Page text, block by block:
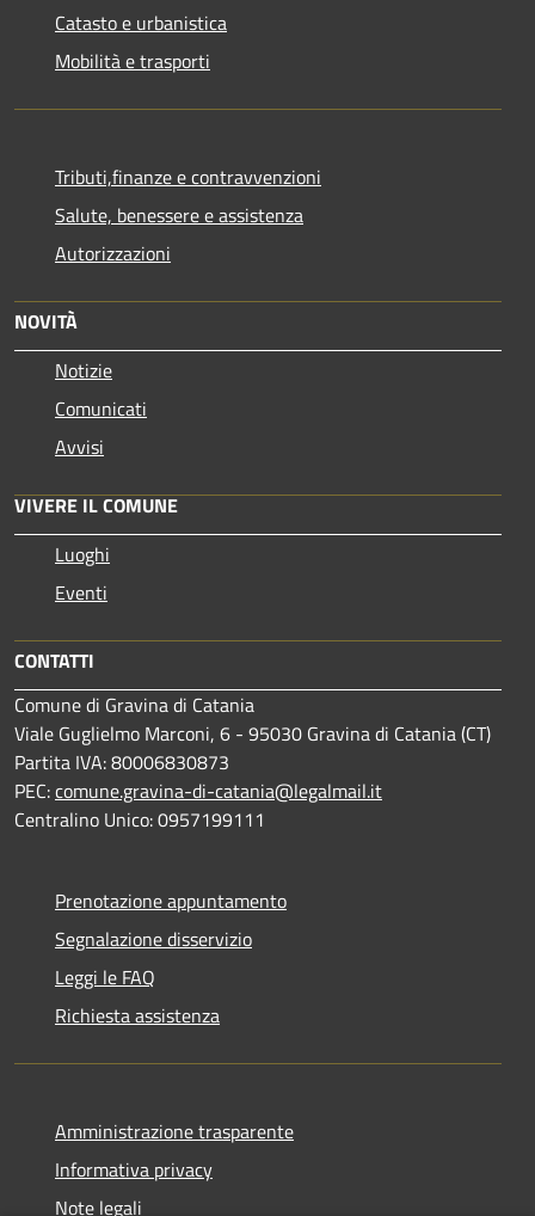
Catasto e urbanistica
Mobilità e trasporti
Tributi,finanze e contravvenzioni
Salute, benessere e assistenza
Autorizzazioni
NOVITÀ
Notizie
Comunicati
Avvisi
VIVERE IL COMUNE
Luoghi
Eventi
CONTATTI
Comune di Gravina di Catania
Viale Guglielmo Marconi, 6 - 95030 Gravina di Catania (CT)
Partita IVA: 80006830873
PEC:comune.gravina-di-catania@legalmail.it
Centralino Unico: 0957199111
Prenotazione appuntamento
Segnalazione disservizio
Leggi le FAQ
Richiesta assistenza
Amministrazione trasparente
Informativa privacy
Note legali